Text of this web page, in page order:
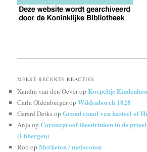
MEEST RECENTE REACTIES
Xandra van den OeveropKoepeltje
Carla OldenburgeropWildenborch 1828
Gerard DerksopGrand canal van kasteel of
AnjaopCoronaproof theedrinken in de
(Ubbergen)
Rob opMerketon / melocoton